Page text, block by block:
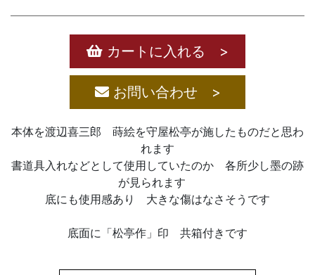
カートに入れる >
お問い合わせ >
本体を渡辺喜三郎 蒔絵を守屋松亭が施したものだと思わ
れます
書道具入れなどとして使用していたのか 各所少し墨の跡
が見られます
底にも使用感あり 大きな傷はなさそうです
底面に「松亭作」印 共箱付きです